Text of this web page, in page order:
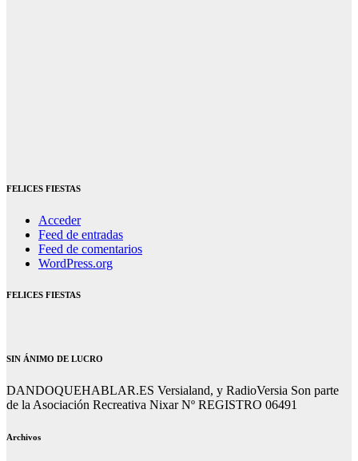
FELICES FIESTAS
Acceder
Feed de entradas
Feed de comentarios
WordPress.org
FELICES FIESTAS
SIN ÁNIMO DE LUCRO
DANDOQUEHABLAR.ES Versialand, y RadioVersia Son parte
de la Asociación Recreativa Nixar Nº REGISTRO 06491
Archivos